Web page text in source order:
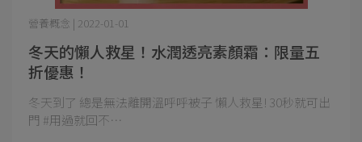
冬天的懶人救星！水潤透亮素顏霜：限量五
折優惠！
營養概念 | 2022-01-01
冬天到了 總是無法離開溫呼呼被子 懶人救星! 30秒就可出
門 #用過就回不⋯